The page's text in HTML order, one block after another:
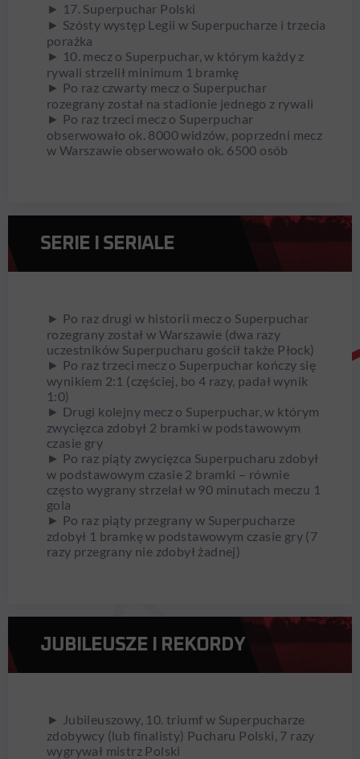
► 17. Superpuchar Polski
► Szósty występ Legii w Superpucharze i trzecia
porażka
► 10. mecz o Superpuchar, w którym każdy z
rywali strzelił minimum 1 bramkę
► Po raz czwarty mecz o Superpuchar
rozegrany został na stadionie jednego z rywali
► Po raz trzeci mecz o Superpuchar
obserwowało ok. 8000 widzów, poprzedni mecz
w Warszawie obserwowało ok. 6500 osób
SERIE I SERIALE
► Po raz drugi w historii mecz o Superpuchar
rozegrany został w Warszawie (dwa razy
uczestników Superpucharu gościł także Płock)
► Po raz trzeci mecz o Superpuchar kończy się
wynikiem 2:1 (częściej, bo 4 razy, padał wynik
1:0)
► Drugi kolejny mecz o Superpuchar, w którym
zwycięzca zdobył 2 bramki w podstawowym
czasie gry
► Po raz piąty zwycięzca Superpucharu zdobył
w podstawowym czasie 2 bramki – równie
często wygrany strzelał w 90 minutach meczu 1
gola
► Po raz piąty przegrany w Superpucharze
zdobył 1 bramkę w podstawowym czasie gry (7
razy przegrany nie zdobył żadnej)
JUBILEUSZE I REKORDY
► Jubileuszowy, 10. triumf w Superpucharze
zdobywcy (lub finalisty) Pucharu Polski, 7 razy
wygrywał mistrz Polski